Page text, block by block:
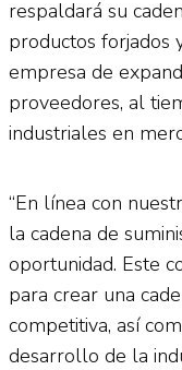
respaldará su
productos forjados
empresa de
proveedores, al
industriales en
“En línea con
la cadena de
oportunidad. Este
para crear una
competitiva, así
desarrollo de la